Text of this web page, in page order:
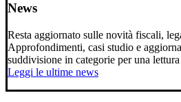
News
Resta aggiornato sulle novità fiscali,
Approfondimenti, casi studio e
suddivisione in categorie per una
Leggi le ultime news